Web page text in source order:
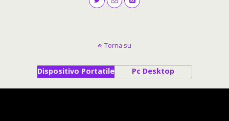
Torna su
Dispositivo Portatile Pc Desktop